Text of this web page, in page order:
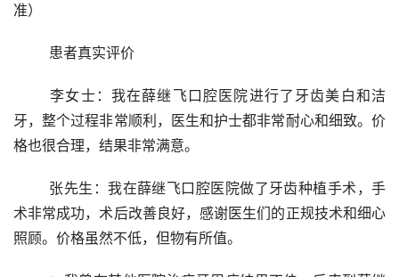
准）
	患者真实评价
	李女士：我在薛继飞口腔医院进行了牙齿美白和洁
牙，整个过程非常顺利，医生和护士都非常耐心和细致。价
格也很合理，结果非常满意。
术非常成功，术后改善良好，感谢医生们的正规技术和细心
照顾。价格虽然不低，但物有所值。